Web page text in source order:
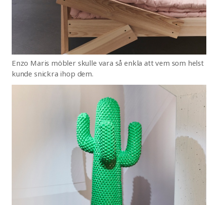
Enzo Maris möbler skulle vara så enkla att vem som helst
kunde snickra ihop dem.